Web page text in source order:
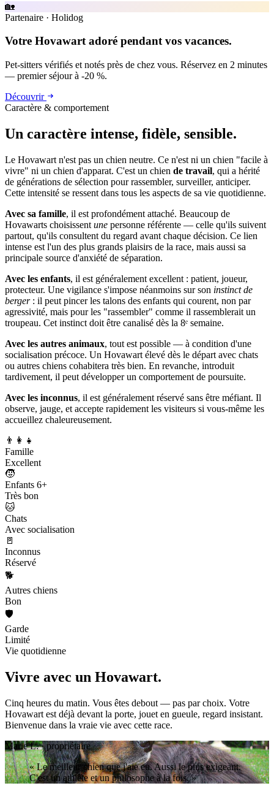
🏡
Partenaire · Holidog
Votre Hovawart adoré pendant vos vacances.
Pet-sitters vérifiés et notés près de chez vous. Réservez en 2 minutes
— premier séjour à -20 %.
Découvrir
Caractère & comportement
Un caractère intense, fidèle, sensible.
Le Hovawart n'est pas un chien neutre. Ce n'est ni un chien "facile à
vivre" ni un chien d'apparat. C'est un chien de travail, qui a hérité
de générations de sélection pour rassembler, surveiller, anticiper.
Cette intensité se ressent dans tous les aspects de sa vie quotidienne.
Avec sa famille, il est profondément attaché. Beaucoup de
Hovawarts choisissent une personne référente — celle qu'ils suivent
partout, qu'ils consultent du regard avant chaque décision. Ce lien
intense est l'un des plus grands plaisirs de la race, mais aussi sa
principale source d'anxiété de séparation.
Avec les enfants, il est généralement excellent : patient, joueur,
protecteur. Une vigilance s'impose néanmoins sur son instinct de
berger: il peut pincer les talons des enfants qui courent, non par
agressivité, mais pour les "rassembler" comme il rassemblerait un
troupeau. Cet instinct doit être canalisé dès la 8ᵉ semaine.
Avec les autres animaux, tout est possible — à condition d'une
socialisation précoce. Un Hovawart élevé dès le départ avec chats
ou autres chiens cohabitera très bien. En revanche, introduit
tardivement, il peut développer un comportement de poursuite.
Avec les inconnus, il est généralement réservé sans être méfiant. Il
observe, jauge, et accepte rapidement les visiteurs si vous-même les
accueillez chaleureusement.
👨‍👩‍👧
Famille
Excellent
🧒
Enfants 6+
Très bon
🐱
Chats
Avec socialisation
🚪
Inconnus
Réservé
🐕
Autres chiens
Bon
🛡️
Garde
Limité
Vie quotidienne
Vivre avec un Hovawart.
Cinq heures du matin. Vous êtes debout — pas par choix. Votre
Hovawart est déjà devant la porte, jouet en gueule, regard insistant.
Bienvenue dans la vraie vie avec cette race.
Marie L. · propriétaire
« Le meilleur chien que j'aie eu. Aussi le plus exigeant.
C'est un athlète et un philosophe à la fois. »